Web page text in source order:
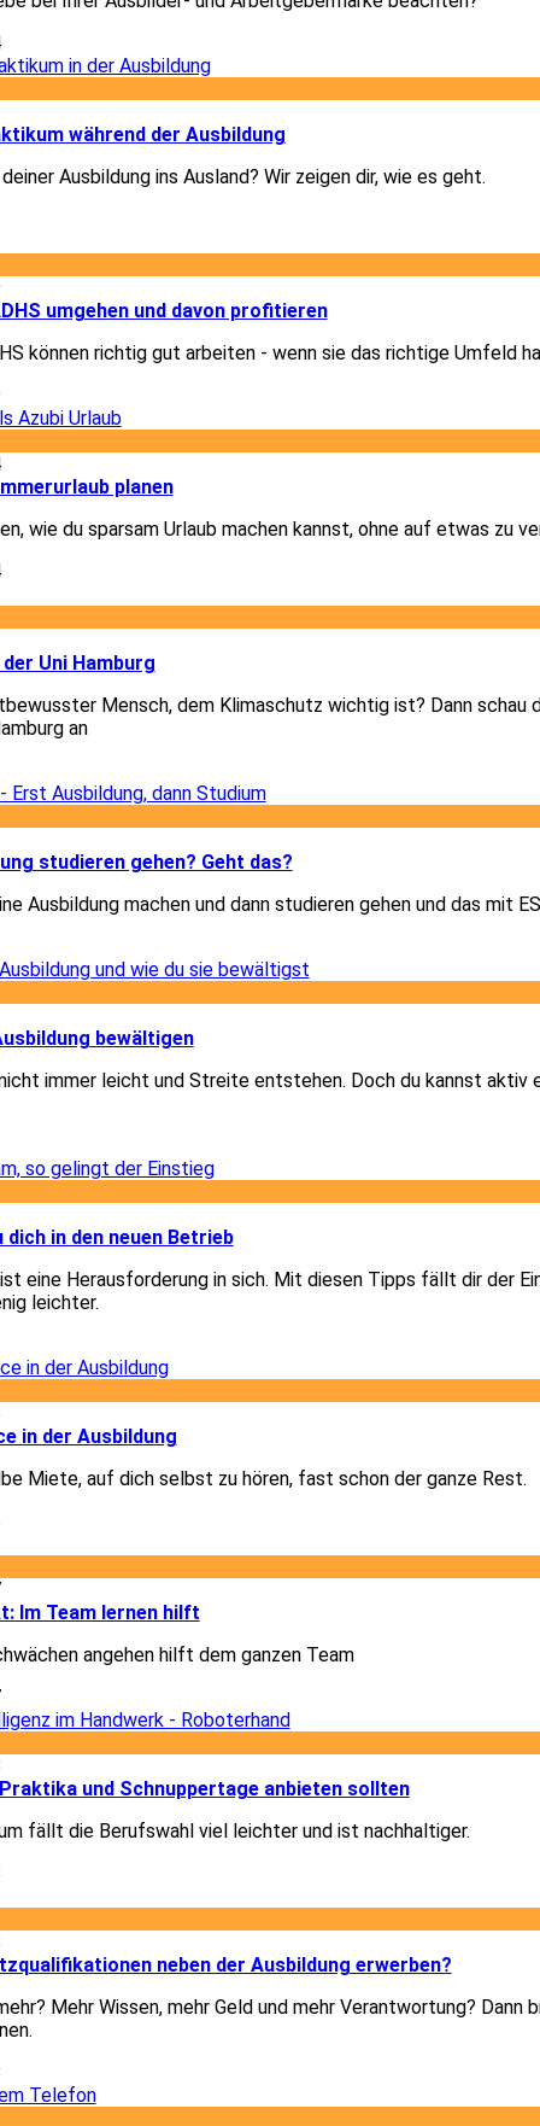
während der Ausbildung
Ausbildung ins Ausland? Wir zeigen dir, wie es geht.
umgehen und davon profitieren
können richtig gut arbeiten - wenn sie das richtige Umfeld
planen
wie du sparsam Urlaub machen kannst, ohne auf etwas zu
Uni Hamburg
Mensch, dem Klimaschutz wichtig ist? Dann schau
an
studieren gehen? Geht das?
Ausbildung machen und dann studieren gehen und das mit
bewältigen
immer leicht und Streite entstehen. Doch du kannst aktiv
in den neuen Betrieb
eine Herausforderung in sich. Mit diesen Tipps fällt dir der
leichter.
in der Ausbildung
Miete, auf dich selbst zu hören, fast schon der ganze Rest.
Im Team lernen hilft
angehen hilft dem ganzen Team
und Schnuppertage anbieten sollten
fällt die Berufswahl viel leichter und ist nachhaltiger.
neben der Ausbildung erwerben?
Mehr Wissen, mehr Geld und mehr Verantwortung? Dann